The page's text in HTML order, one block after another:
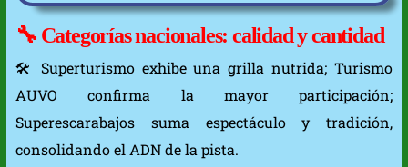
🔧 Categorías nacionales: calidad y cantidad
🛠️ Superturismo exhibe una grilla nutrida; Turismo
AUVO confirma la mayor participación;
Superescarabajos suma espectáculo y tradición,
consolidando el ADN de la pista.